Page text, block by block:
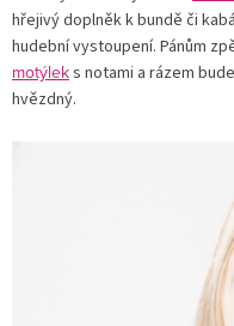
hřejivý doplněk k bundě či
hudební vystoupení. Pánům
motýleks notami a rázem
hvězdný.